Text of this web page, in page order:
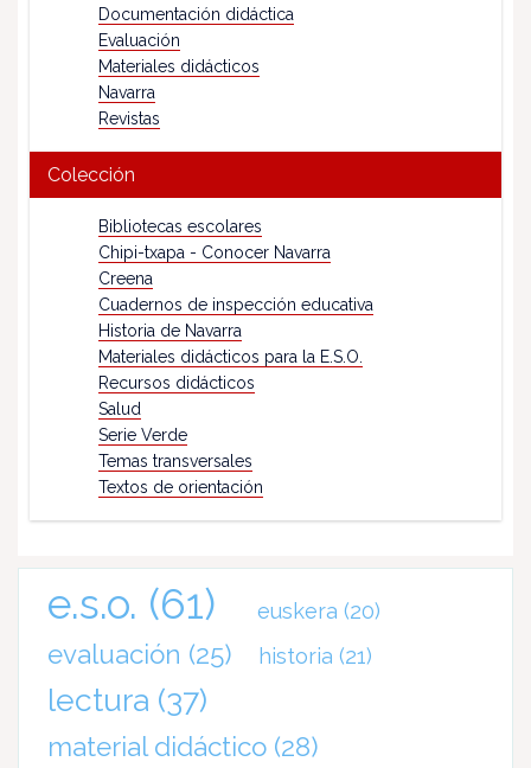
Documentación didáctica
Evaluación
Materiales didácticos
Navarra
Revistas
Colección
Bibliotecas escolares
Chipi-txapa - Conocer Navarra
Creena
Cuadernos de inspección educativa
Historia de Navarra
Materiales didácticos para la E.S.O.
Recursos didácticos
Salud
Serie Verde
Temas transversales
Textos de orientación
e.s.o. (61) euskera (20)
evaluación (25) historia (21)
lectura (37)
material didáctico (28)